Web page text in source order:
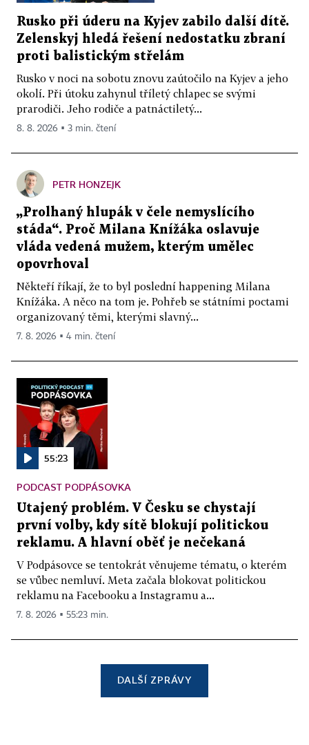
Rusko při úderu na Kyjev zabilo další dítě.
Zelenskyj hledá řešení nedostatku zbraní
proti balistickým střelám
Rusko v noci na sobotu znovu zaútočilo na Kyjev a jeho
okolí. Při útoku zahynul tříletý chlapec se svými
prarodiči. Jeho rodiče a patnáctiletý...
8. 8. 2026 ▪ 3 min. čtení
PETR HONZEJK
„Prolhaný hlupák v čele nemyslícího
stáda“. Proč Milana Knížáka oslavuje
vláda vedená mužem, kterým umělec
opovrhoval
Někteří říkají, že to byl poslední happening Milana
Knížáka. A něco na tom je. Pohřeb se státními poctami
organizovaný těmi, kterými slavný...
7. 8. 2026 ▪ 4 min. čtení
55:23
PODCAST PODPÁSOVKA
Utajený problém. V Česku se chystají
první volby, kdy sítě blokují politickou
reklamu. A hlavní oběť je nečekaná
V Podpásovce se tentokrát věnujeme tématu, o kterém
se vůbec nemluví. Meta začala blokovat politickou
reklamu na Facebooku a Instagramu a...
7. 8. 2026 ▪ 55:23 min.
DALŠÍ ZPRÁVY